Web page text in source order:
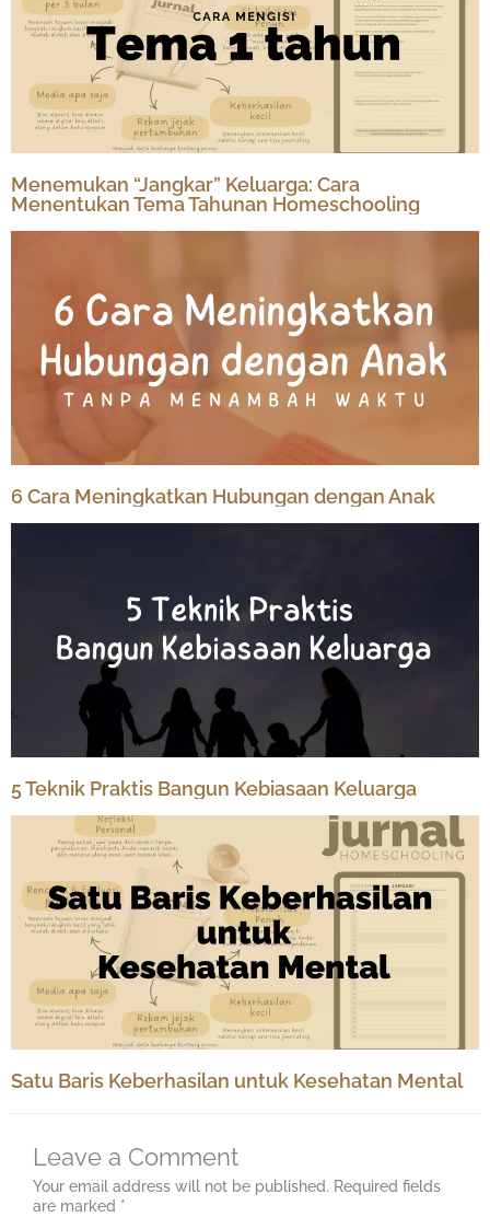
Menemukan “Jangkar” Keluarga: Cara
Menentukan Tema Tahunan Homeschooling
6 Cara Meningkatkan Hubungan dengan Anak
5 Teknik Praktis Bangun Kebiasaan Keluarga
Satu Baris Keberhasilan untuk Kesehatan Mental
Leave a Comment
Your email address will not be published. Required fields
are marked *